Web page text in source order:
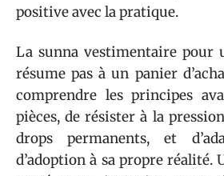
positive avec la pratique.
La sunna vestimentaire pour
résume pas à un panier
comprendre les principes
pièces, de résister à la
drops permanents, et
d’adoption à sa propre réalité.